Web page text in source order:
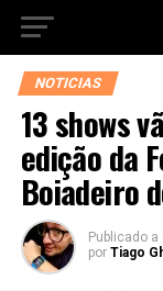
NOTICIAS
13 shows
edição da
Boiadeiro
Publicado a
por Tiago